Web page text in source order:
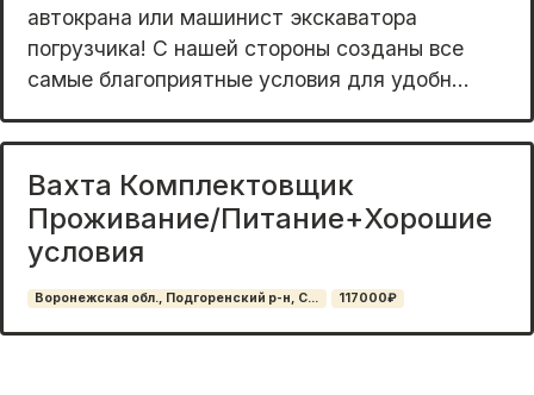
aвтoкpaна или машинист экскаватoрa
погpузчикa! C нашeй cторoны coзданы вce
самыe благопpиятные условия для удобн...
Вахта Комплектовщик
Проживание/Питание+Хорошие
условия
Воронежская обл., Подгоренский р-н, С... 117000₽